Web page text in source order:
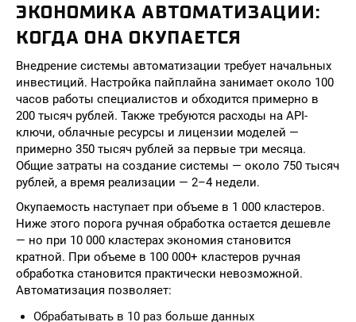
ЭКОНОМИКА АВТОМАТИЗАЦИИ:
КОГДА ОНА ОКУПАЕТСЯ
Внедрение системы автоматизации требует начальных
инвестиций. Настройка пайплайна занимает около 100
часов работы специалистов и обходится примерно в
200 тысяч рублей. Также требуются расходы на API-
ключи, облачные ресурсы и лицензии моделей —
примерно 350 тысяч рублей за первые три месяца.
Общие затраты на создание системы — около 750 тысяч
рублей, а время реализации — 2–4 недели.
Окупаемость наступает при объеме в 1 000 кластеров.
Ниже этого порога ручная обработка остается дешевле
— но при 10 000 кластерах экономия становится
кратной. При объеме в 100 000+ кластеров ручная
обработка становится практически невозможной.
Автоматизация позволяет:
Обрабатывать в 10 раз больше данных